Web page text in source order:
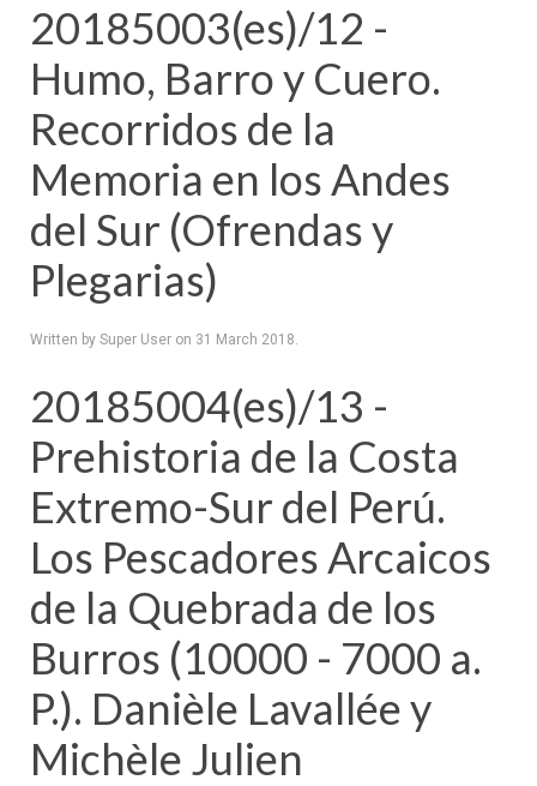
20185003(es)/12 -
Humo, Barro y Cuero.
Recorridos de la
Memoria en los Andes
del Sur (Ofrendas y
Plegarias)
Written by Super User on 31 March 2018.
20185004(es)/13 -
Prehistoria de la Costa
Extremo-Sur del Perú.
Los Pescadores Arcaicos
de la Quebrada de los
Burros (10000 - 7000 a.
P.). Danièle Lavallée y
Michèle Julien